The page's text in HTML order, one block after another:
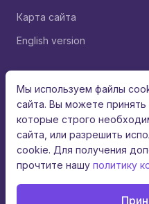
Карта сайта
English version
Мы используем файлы
сайта. Вы можете
которые строго
сайта, или разрешить
cookie. Для получения
прочтите нашу политику